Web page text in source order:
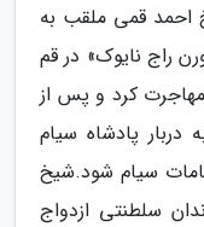
احمد قمی ملقب به
راج نایوک» در قم
1605 به تایلند مهاجرت کرد و پس از
پادشاه سیام
سیام شود.شیخ
سلطنتی ازدواج